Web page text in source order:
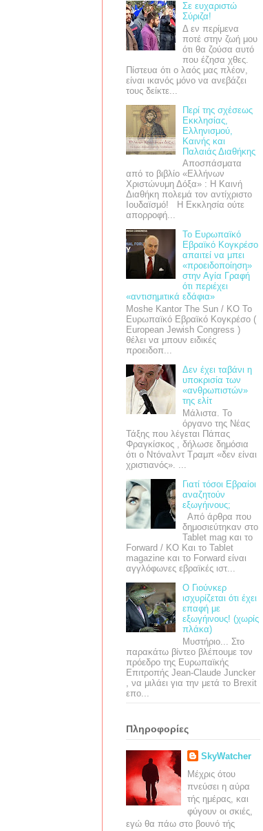
Σε ευχαριστώ
Σύριζα!
Δ εν περίμενα
ποτέ στην ζωή μου
ότι θα ζούσα αυτό
που έζησα χθες.
Πίστευα ότι ο λαός μας πλέον,
είναι ικανός μόνο να ανεβάζει
τους δείκτε...
Περί της σχέσεως
Εκκλησίας,
Ελληνισμού,
Καινής και
Παλαιάς Διαθήκης
Αποσπάσματα
από το βιβλίο «Ελλήνων
Χριστώνυμη Δόξα» : Η Καινή
Διαθήκη πολεμά τον αντίχριστο
Ιουδαϊσμό! Η Εκκλησία ούτε
απορροφή...
Το Ευρωπαϊκό
Εβραϊκό Κογκρέσο
απαιτεί να μπει
«προειδοποίηση»
στην Αγία Γραφή
ότι περιέχει
«αντισημιτικά εδάφια»
Moshe Kantor The Sun / ΚΟ Το
Ευρωπαϊκό Εβραϊκό Κογκρέσο (
European Jewish Congress )
θέλει να μπουν ειδικές
προειδοπ...
Δεν έχει ταβάνι η
υποκρισία των
«ανθρωπιστών»
της ελίτ
Μάλιστα. Το
όργανο της Νέας
Τάξης που λέγεται Πάπας
Φραγκίσκος , δήλωσε δημόσια
ότι ο Ντόναλντ Τραμπ «δεν είναι
χριστιανός». ...
Γιατί τόσοι Εβραίοι
αναζητούν
εξωγήινους;
Από άρθρα που
δημοσιεύτηκαν στο
Tablet mag και το
Forward / ΚΟ Και το Tablet
magazine και το Forward είναι
αγγλόφωνες εβραϊκές ιστ...
Ο Γιούνκερ
ισχυρίζεται ότι έχει
επαφή με
εξωγήινους! (χωρίς
πλάκα)
Μυστήριο... Στο
παρακάτω βίντεο βλέπουμε τον
πρόεδρο της Ευρωπαϊκής
Επιτροπής Jean-Claude Juncker
, να μιλάει για την μετά το Brexit
επο...
Πληροφορίες
SkyWatcher
Μέχρις ότου
πνεύσει η αύρα
τής ημέρας, και
φύγουν οι σκιές,
εγώ θα πάω στο βουνό τής